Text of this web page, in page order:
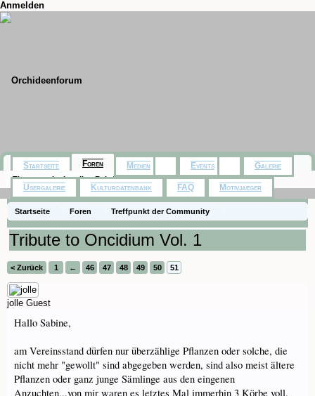
Anmelden
Startseite Foren
Treffpunkt der Community
Orchideenfotos (Hybriden)
Tribute to Oncidium Vol. 1
< Zurück 1 ← 46 47 48 49 50 51
jolle Guest
Hallo Sabine,
am Vereinsstand dürfen nur überzählige Pflanzen oder solche, die
nicht mehr "gewollt" sind abgegeben werden, sind also meist ältere
Pflanzen oder ganz junge Sämlinge aus den eingenen
Anzuchten...von mir waren es letztes Mal immerhin 3 Körbe voll.
Startseite Foren
Themen mit aktuellen Beiträgen
Medien Events Galerie
Usergalerie Kulturdatenbank FAQ Motivjaeger